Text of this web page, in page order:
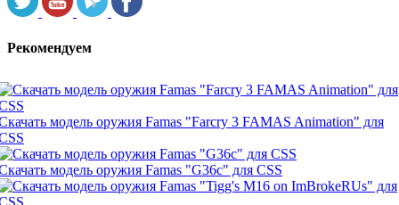
Рекомендуем
модель оружия Famas "Farcry 3 FAMAS Animation" для
модель оружия Famas "G36c" для CSS